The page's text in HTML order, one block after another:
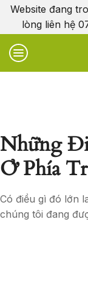
Website đang
lòng liên hệ
Những
Ở Phía
Có điều gì đó lớn
chúng tôi đang